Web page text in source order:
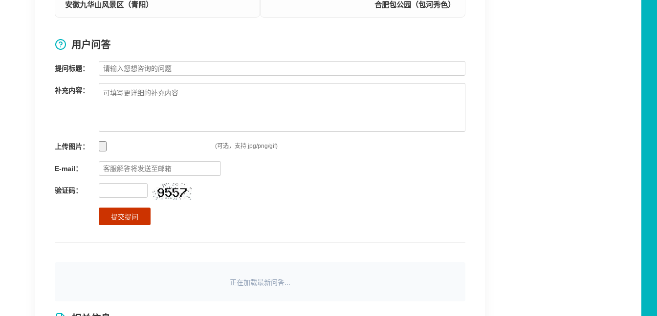
安徽九华山风景区（青阳） 合肥包公园（包河秀色）
用户问答
提问标题：
补充内容：
上传图片： (可选，支持 jpg/png/gif)
E-mail：
验证码：
提交提问
正在加载最新问答...